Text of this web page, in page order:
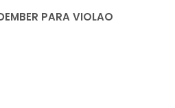
PARA VIOLAO